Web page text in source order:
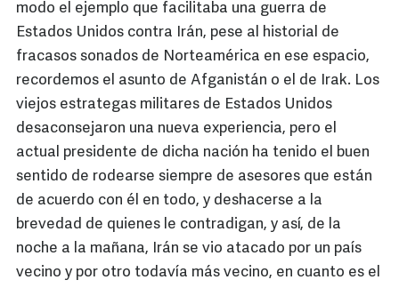
modo el ejemplo que facilitaba una guerra de
Estados Unidos contra Irán, pese al historial de
fracasos sonados de Norteamérica en ese espacio,
recordemos el asunto de Afganistán o el de Irak. Los
viejos estrategas militares de Estados Unidos
desaconsejaron una nueva experiencia, pero el
actual presidente de dicha nación ha tenido el buen
sentido de rodearse siempre de asesores que están
de acuerdo con él en todo, y deshacerse a la
brevedad de quienes le contradigan, y así, de la
noche a la mañana, Irán se vio atacado por un país
vecino y por otro todavía más vecino, en cuanto es el